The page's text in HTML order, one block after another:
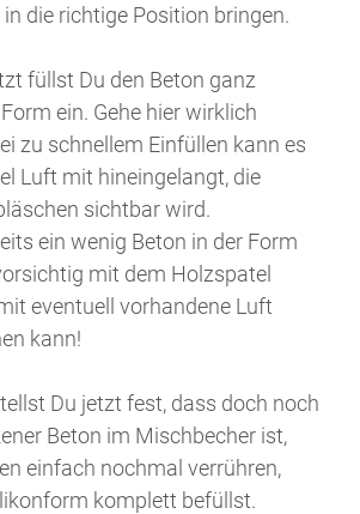
die richtige Position bringen.
füllst Du den Beton ganz
ein. Gehe hier wirklich
zu schnellem Einfüllen kann es
Luft mit hineingelangt, die
sichtbar wird.
ein wenig Beton in der Form
mit dem Holzspatel
eventuell vorhandene Luft
kann!
Du jetzt fest, dass doch noch
Beton im Mischbecher ist,
einfach nochmal verrühren,
komplett befüllst.